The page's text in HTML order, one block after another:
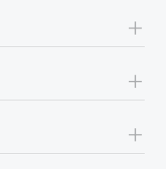
+
+
+